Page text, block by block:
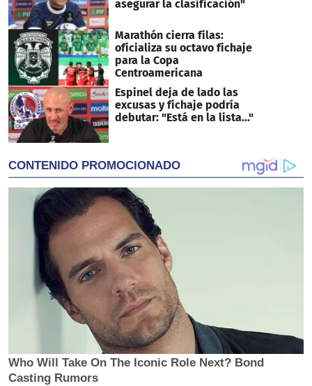
asegurar la clasificación"
Marathón cierra filas:
oficializa su octavo fichaje
para la Copa
Centroamericana
Espinel deja de lado las
excusas y fichaje podría
debutar: "Está en la lista..."